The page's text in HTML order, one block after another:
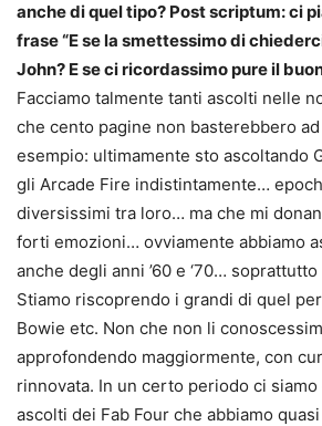
anche di quel tipo? Post scriptum: ci
frase “E se la smettessimo di
John? E se ci ricordassimo pure il
Facciamo talmente tanti ascolti nelle
che cento pagine non basterebbero
esempio: ultimamente sto ascoltando
gli Arcade Fire indistintamente…
diversissimi tra loro… ma che mi
forti emozioni… ovviamente abbiamo
anche degli anni ’60 e ‘70…
Stiamo riscoprendo i grandi di quel
Bowie etc. Non che non li
approfondendo maggiormente, con
rinnovata. In un certo periodo ci
ascolti dei Fab Four che abbiamo